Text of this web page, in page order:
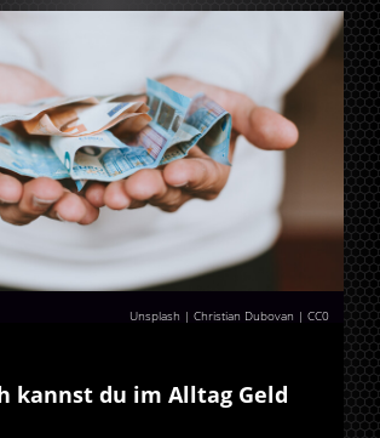
Unsplash | Christian Dubovan |CC0
kannst du im Alltag Geld